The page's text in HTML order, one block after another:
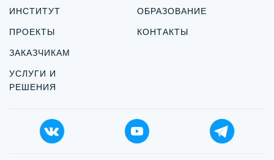
ИНСТИТУТ
ПРОЕКТЫ
ЗАКАЗЧИКАМ
УСЛУГИ И
РЕШЕНИЯ
ОБРАЗОВАНИЕ
КОНТАКТЫ